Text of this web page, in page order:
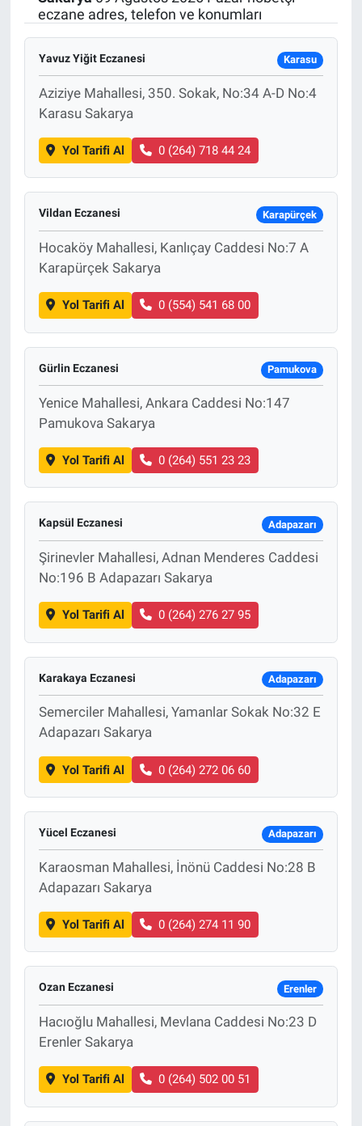
eczane adres, telefon ve konumları
Yavuz Yiğit Eczanesi Karasu
Aziziye Mahallesi, 350. Sokak, No:34 A-D No:4
Karasu Sakarya
Yol Tarifi Al 0 (264) 718 44 24
Vildan Eczanesi Karapürçek
Hocaköy Mahallesi, Kanlıçay Caddesi No:7 A
Karapürçek Sakarya
Yol Tarifi Al 0 (554) 541 68 00
Gürlin Eczanesi Pamukova
Yenice Mahallesi, Ankara Caddesi No:147
Pamukova Sakarya
Yol Tarifi Al 0 (264) 551 23 23
Kapsül Eczanesi Adapazarı
Şirinevler Mahallesi, Adnan Menderes Caddesi
No:196 B Adapazarı Sakarya
Yol Tarifi Al 0 (264) 276 27 95
Karakaya Eczanesi Adapazarı
Semerciler Mahallesi, Yamanlar Sokak No:32 E
Adapazarı Sakarya
Yol Tarifi Al 0 (264) 272 06 60
Yücel Eczanesi Adapazarı
Karaosman Mahallesi, İnönü Caddesi No:28 B
Adapazarı Sakarya
Yol Tarifi Al 0 (264) 274 11 90
Ozan Eczanesi Erenler
Hacıoğlu Mahallesi, Mevlana Caddesi No:23 D
Erenler Sakarya
Yol Tarifi Al 0 (264) 502 00 51
EĞİTİM
ÖZEL HABER
Keşfet
ASTROLOJİ
MANŞET
RESMİ İLANLAR
İLAN
Bize ulaşın
Yaşam
Gözden Kaçmasın
İletişim (Künye)